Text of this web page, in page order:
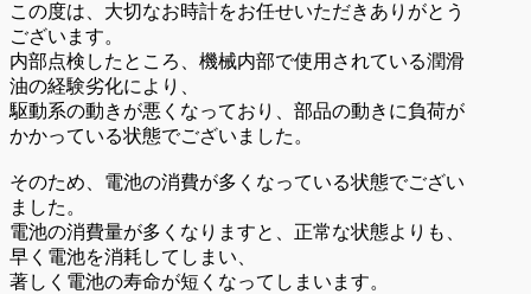
この度は、大切なお時計をお任せいただきありがとう
ございます。
内部点検したところ、機械内部で使用されている潤滑
油の経験劣化により、
駆動系の動きが悪くなっており、部品の動きに負荷が
かかっている状態でございました。
そのため、電池の消費が多くなっている状態でござい
ました。
電池の消費量が多くなりますと、正常な状態よりも、
早く電池を消耗してしまい、
著しく電池の寿命が短くなってしまいます。